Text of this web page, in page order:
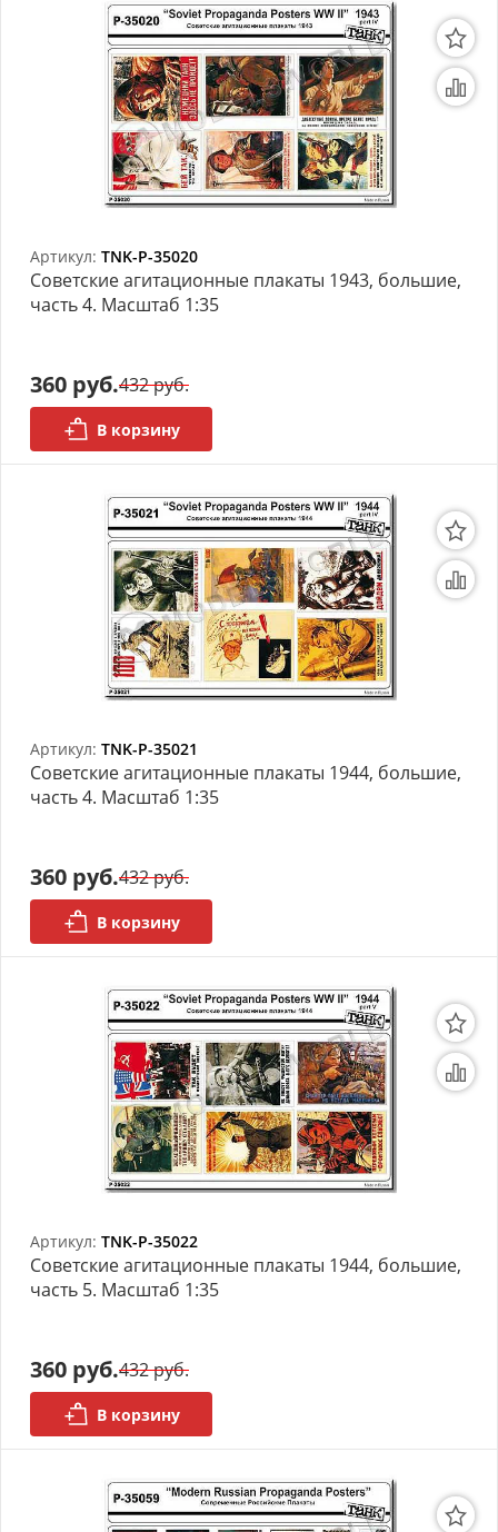
Артикул: TNK-P-35020
Советские агитационные плакаты 1943, большие,
часть 4. Масштаб 1:35
360 руб.432 руб.
В корзину
Артикул: TNK-P-35021
Советские агитационные плакаты 1944, большие,
часть 4. Масштаб 1:35
360 руб.432 руб.
В корзину
Артикул: TNK-P-35022
Советские агитационные плакаты 1944, большие,
часть 5. Масштаб 1:35
360 руб.432 руб.
В корзину